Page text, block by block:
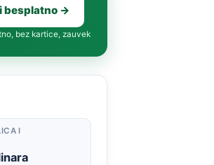
besplatno →
bez kartice, zauvek
I